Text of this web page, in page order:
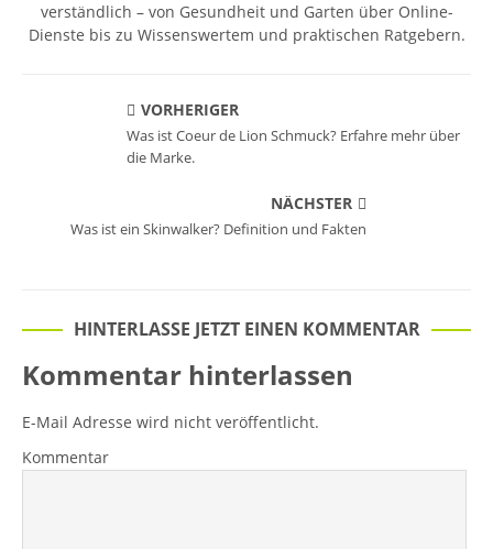
verständlich – von Gesundheit und Garten über Online-
Dienste bis zu Wissenswertem und praktischen Ratgebern.
VORHERIGER
Was ist Coeur de Lion Schmuck? Erfahre mehr über
die Marke.
NÄCHSTER
Was ist ein Skinwalker? Definition und Fakten
HINTERLASSE JETZT EINEN KOMMENTAR
Kommentar hinterlassen
E-Mail Adresse wird nicht veröffentlicht.
Kommentar